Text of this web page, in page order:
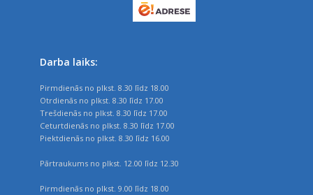
Darba laiks:
Pirmdienās no plkst. 8.30 līdz 18.00
Otrdienās no plkst. 8.30 līdz 17.00
Trešdienās no plkst. 8.30 līdz 17.00
Ceturtdienās no plkst. 8.30 līdz 17.00
Piektdienās no plkst. 8.30 līdz 16.00
Pārtraukums no plkst. 12.00 līdz 12.30
Pirmdienās no plkst. 9.00 līdz 18.00